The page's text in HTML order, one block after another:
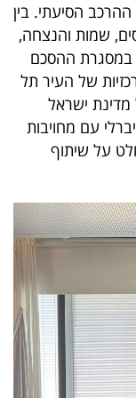
ההרכב הסיעתי. בין
שמות והנצחה,
במסגרת ההסכם
של העיר תל
מדינת ישראל
עם מחויבות
על שיתוף